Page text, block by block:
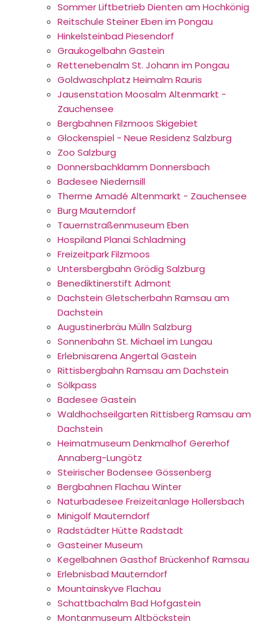
Sommer Liftbetrieb Dienten am Hochkönig
Reitschule Steiner Eben im Pongau
Hinkelsteinbad Piesendorf
Graukogelbahn Gastein
Rettenebenalm St. Johann im Pongau
Goldwaschplatz Heimalm Rauris
Jausenstation Moosalm Altenmarkt -
Zauchensee
Bergbahnen Filzmoos Skigebiet
Glockenspiel - Neue Residenz Salzburg
Zoo Salzburg
Donnersbachklamm Donnersbach
Badesee Niedernsill
Therme Amadé Altenmarkt - Zauchensee
Burg Mauterndorf
Tauernstraßenmuseum Eben
Hospiland Planai Schladming
Freizeitpark Filzmoos
Untersbergbahn Grödig Salzburg
Benediktinerstift Admont
Dachstein Gletscherbahn Ramsau am
Dachstein
Augustinerbräu Mülln Salzburg
Sonnenbahn St. Michael im Lungau
Erlebnisarena Angertal Gastein
Rittisbergbahn Ramsau am Dachstein
Sölkpass
Badesee Gastein
Waldhochseilgarten Rittisberg Ramsau am
Dachstein
Heimatmuseum Denkmalhof Gererhof
Annaberg-Lungötz
Steirischer Bodensee Gössenberg
Bergbahnen Flachau Winter
Naturbadesee Freizeitanlage Hollersbach
Minigolf Mauterndorf
Radstädter Hütte Radstadt
Gasteiner Museum
Kegelbahnen Gasthof Brückenhof Ramsau
Erlebnisbad Mauterndorf
Mountainskyve Flachau
Schattbachalm Bad Hofgastein
Montanmuseum Altböckstein